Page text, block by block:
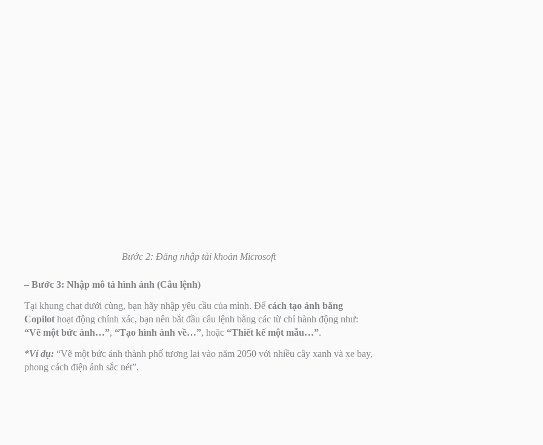
Bước 2: Đăng nhập tài khoản Microsoft
– Bước 3: Nhập mô tả hình ảnh (Câu lệnh)
Tại khung chat dưới cùng, bạn hãy nhập yêu cầu của mình. Để cách tạo ảnh bằng
Copilot hoạt động chính xác, bạn nên bắt đầu câu lệnh bằng các từ chỉ hành động như:
“Vẽ một bức ảnh…”, “Tạo hình ảnh về…”, hoặc “Thiết kế một mẫu…”.
*Ví dụ: “Vẽ một bức ảnh thành phố tương lai vào năm 2050 với nhiều cây xanh và xe bay,
phong cách điện ảnh sắc nét”.